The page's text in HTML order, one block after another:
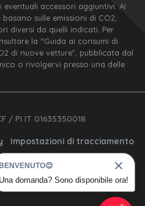
eventuali accessori aggiuntivi. Ai
sulle emissioni di CO2,
diversi da quelli indicati. Per
la “Guida ai consumi di
di nuove vetture”, pubblicata dal
o rivolgervi presso una delle
/ PI IT 01635350018
Impostazioni di tracciamento
BENVENUTO😊
Una domanda? Sono disponibile ora!